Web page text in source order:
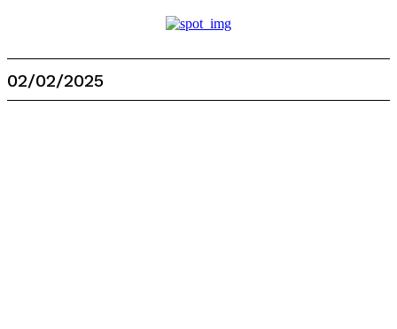
02/02/2025